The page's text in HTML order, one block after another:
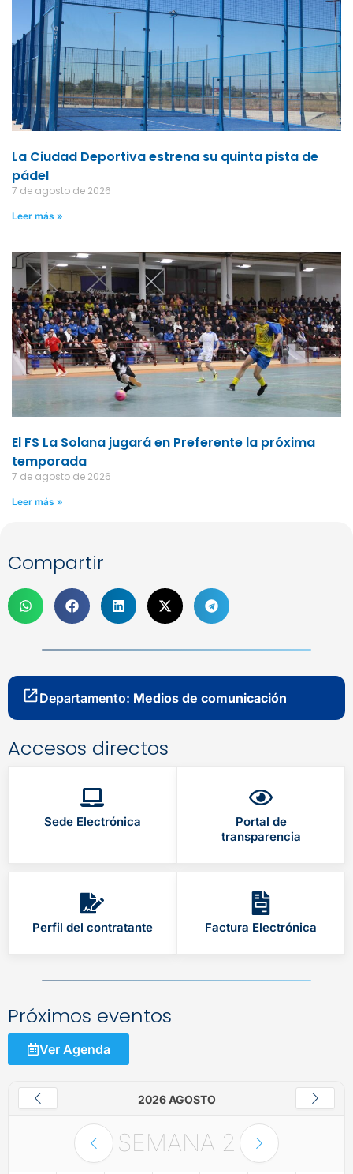
La Ciudad Deportiva estrena su quinta pista de
pádel
7 de agosto de 2026
Leer más »
El FS La Solana jugará en Preferente la próxima
temporada
7 de agosto de 2026
Leer más »
Compartir
Departamento: Medios de comunicación
Accesos directos
Sede Electrónica
Portal de
transparencia
Perfil del contratante Factura Electrónica
Próximos eventos
Ver Agenda
2026 AGOSTO
SEMANA 2